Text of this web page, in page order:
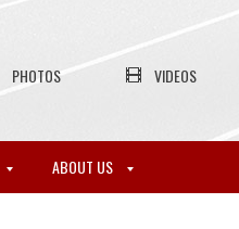
PHOTOS VIDEOS
ABOUT US